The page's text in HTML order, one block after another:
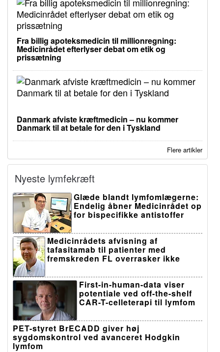
Fra billig apoteksmedicin til millionregning:
Medicinrådet efterlyser debat om etik og
prissætning
Danmark afviste kræftmedicin – nu kommer
Danmark til at betale for den i Tyskland
Flere artikler
Nyeste lymfekræft
Glæde blandt lymfomlægerne:
Endelig åbner Medicinrådet op
for bispecifikke antistoffer
Medicinrådets afvisning af
tafasitamab til patienter med
fremskreden FL overrasker ikke
First-in-human-data viser
potentiale ved off-the-shelf
CAR-T-celleterapi til lymfom
PET-styret BrECADD giver høj
sygdomskontrol ved avanceret Hodgkin
lymfom